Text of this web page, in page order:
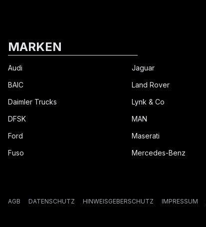
MARKEN
Audi
BAIC
Daimler Trucks
DFSK
Ford
Fuso
Jaguar
Land Rover
Lynk & Co
MAN
Maserati
Mercedes-Benz
AGB DATENSCHUTZ HINWEISGEBERSCHUTZ IMPRESSUM